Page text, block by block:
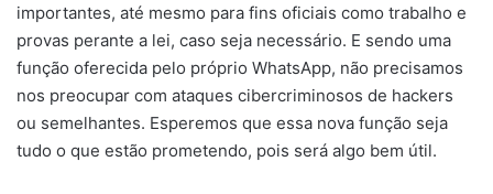
importantes, até mesmo para fins oficiais como trabalho e
provas perante a lei, caso seja necessário. E sendo uma
função oferecida pelo próprio WhatsApp, não precisamos
nos preocupar com ataques cibercriminosos de hackers
ou semelhantes. Esperemos que essa nova função seja
tudo o que estão prometendo, pois será algo bem útil.